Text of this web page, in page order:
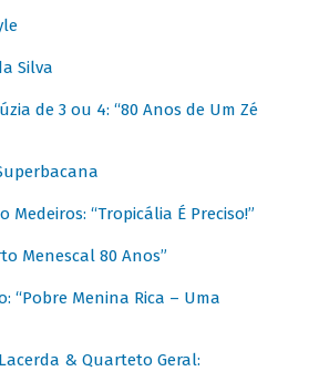
Silva
de 3 ou 4: “80 Anos de Um Zé
Medeiros: “Tropicália É Preciso!”
Menescal 80 Anos”
“Pobre Menina Rica – Uma
& Quarteto Geral: